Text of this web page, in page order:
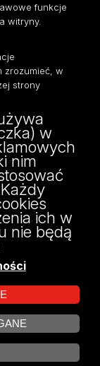
Europejskiej w
funkcje
witryny.
zrozumieć, w
strony
w
nim
ich w
nie będą